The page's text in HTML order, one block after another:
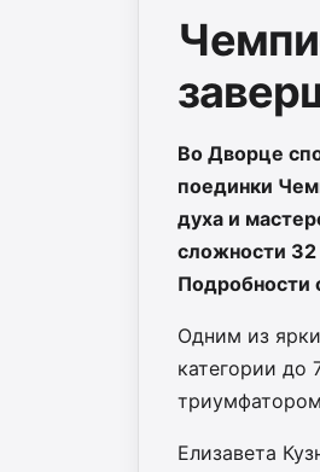
Во Дворце
поединки
духа и
сложности 32
Подробности
Одним из
категории до
Елизавета